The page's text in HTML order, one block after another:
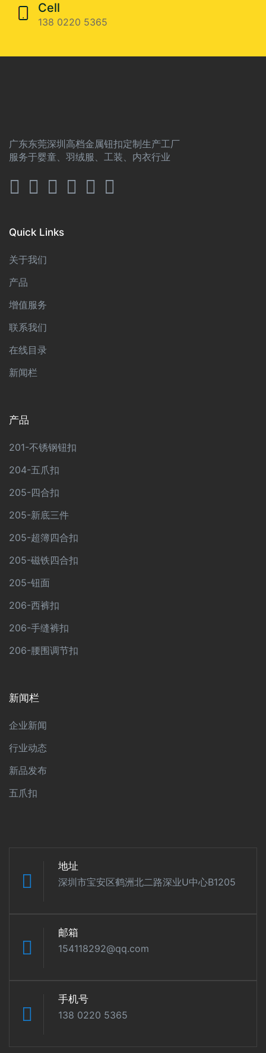
Cell
138 0220 5365
广东东莞深圳高档金属钮扣定制生产工厂
服务于婴童、羽绒服、工装、内衣行业
Quick Links
关于我们
产品
增值服务
联系我们
在线目录
新闻栏
产品
201-不锈钢钮扣
204-五爪扣
205-四合扣
205-新底三件
205-超簿四合扣
205-磁铁四合扣
205-钮面
206-西裤扣
206-手缝裤扣
206-腰围调节扣
新闻栏
企业新闻
行业动态
新品发布
五爪扣
地址
深圳市宝安区鹤洲北二路深业U中心B1205
邮箱
154118292@qq.com
手机号
138 0220 5365